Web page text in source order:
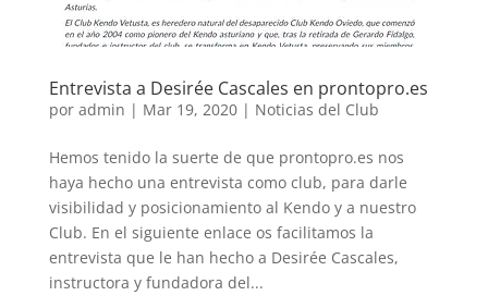
Entrevista a Desirée Cascales en prontopro.es
por admin | Mar 19, 2020| Noticias del Club
Hemos tenido la suerte de que prontopro.es nos
haya hecho una entrevista como club, para darle
visibilidad y posicionamiento al Kendo y a nuestro
Club. En el siguiente enlace os facilitamos la
entrevista que le han hecho a Desirée Cascales,
instructora y fundadora del...